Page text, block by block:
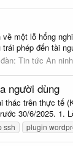
một lỗ hổng
phép đến tài
Tin tức An
người dùng
trên thực tế
30/6/2025. 1.
ssh plugin